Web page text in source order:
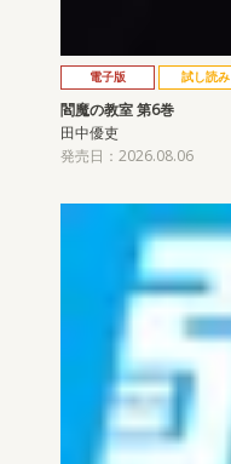
電子版 試し読み
閻魔の教室 第6巻
田中優吏
発売日：2026.08.06